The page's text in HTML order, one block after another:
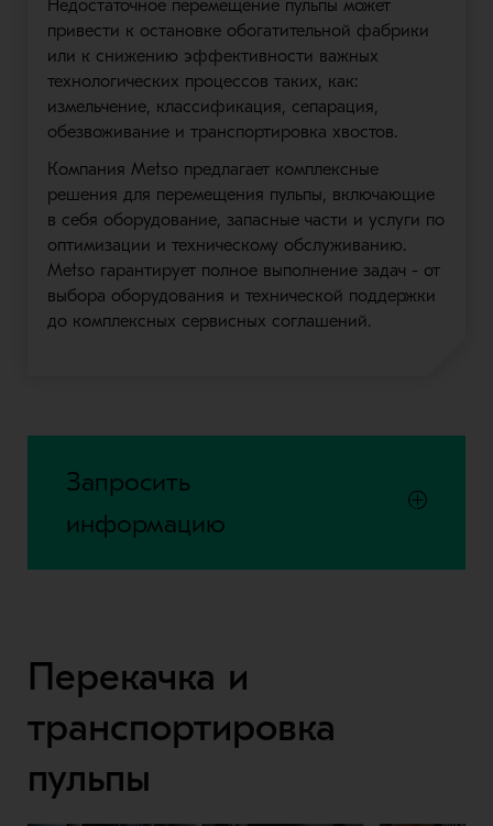
Недостаточное перемещение пульпы может
привести к остановке обогатительной фабрики
или к снижению эффективности важных
технологических процессов таких, как:
измельчение, классификация, сепарация,
обезвоживание и транспортировка хвостов.
Компания Metso предлагает комплексные
решения для перемещения пульпы, включающие
в себя оборудование, запасные части и услуги по
оптимизации и техническому обслуживанию.
Metso гарантирует полное выполнение задач - от
выбора оборудования и технической поддержки
до комплексных сервисных соглашений.
Запросить
информацию
Перекачка и
транспортировка
пульпы